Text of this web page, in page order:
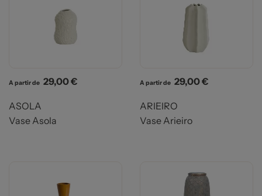
A partir de Prix
29,00 €
ASOLA
Vase Asola
A partir de Prix
29,00 €
ARIEIRO
Vase Arieiro